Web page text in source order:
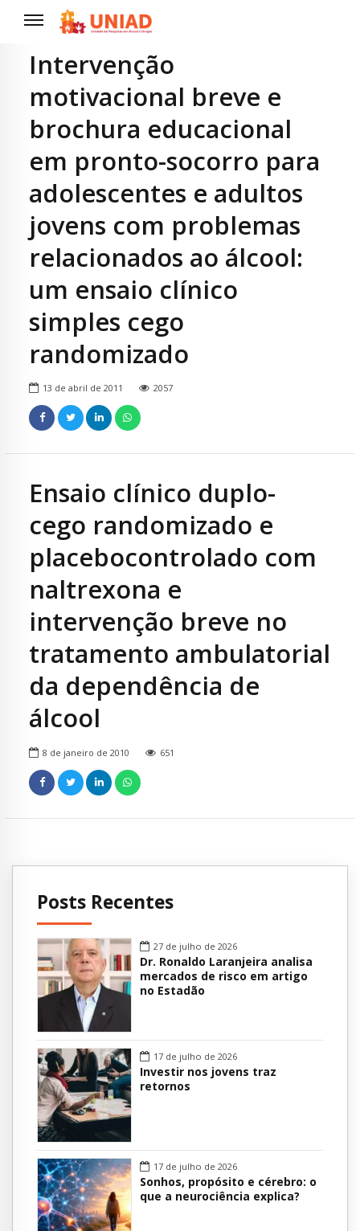
Intervenção
motivacional breve e
brochura educacional
em pronto-socorro para
adolescentes e adultos
jovens com problemas
relacionados ao álcool:
um ensaio clínico
simples cego
randomizado
13 de abril de 2011 2057
Ensaio clínico duplo-
cego randomizado e
placebocontrolado com
naltrexona e
intervenção breve no
tratamento ambulatorial
da dependência de
álcool
8 de janeiro de 2010 651
Posts Recentes
27 de julho de 2026
Dr. Ronaldo Laranjeira analisa
mercados de risco em artigo
no Estadão
17 de julho de 2026
Investir nos jovens traz
retornos
17 de julho de 2026
Sonhos, propósito e cérebro: o
que a neurociência explica?